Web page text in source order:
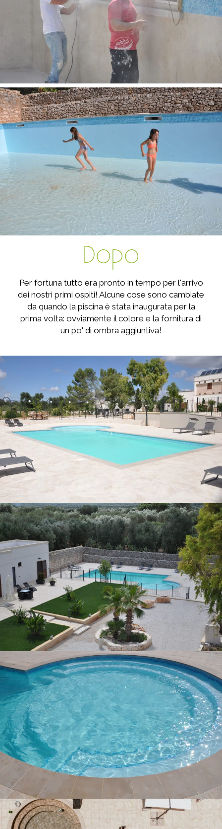
Dopo
Per fortuna tutto era pronto in tempo per l'arrivo
dei nostri primi ospiti! Alcune cose sono cambiate
da quando la piscina è stata inaugurata per la
prima volta: ovviamente il colore e la fornitura di
un po' di ombra aggiuntiva!